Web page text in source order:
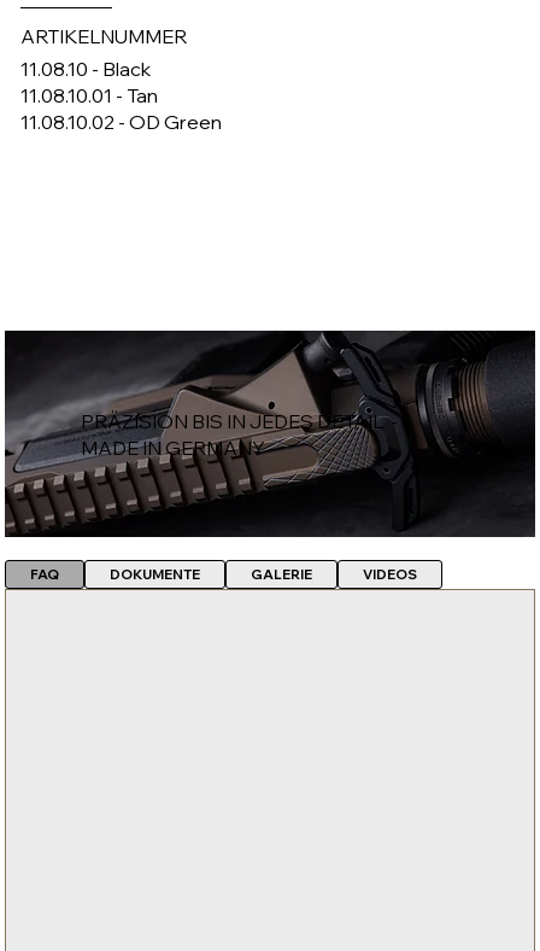
ARTIKELNUMMER
11.08.10 - Black
11.08.10.01 - Tan
11.08.10.02 - OD Green
PRÄZISION BIS IN JEDES DETAIL -
MADE IN GERMANY
FAQ DOKUMENTE GALERIE VIDEOS